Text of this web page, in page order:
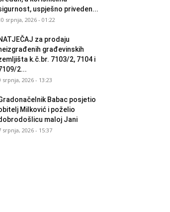
uspješno priveden...
srpnja, 2026 - 01:22
za prodaju
građevinskih
k.č.br. 7103/2, 7104 i
2...
srpnja, 2026 - 13:23
Babac posjetio
Milković i poželio
maloj Jani
srpnja, 2026 - 15:37